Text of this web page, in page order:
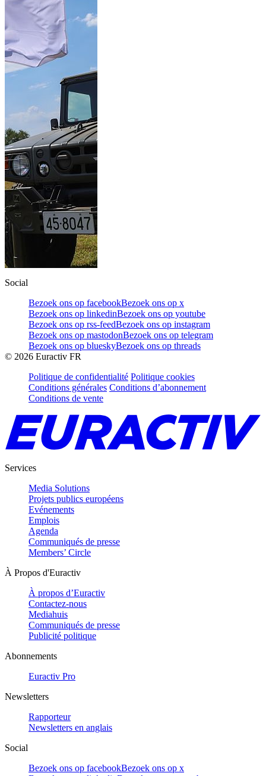
Social
Bezoek ons op facebookBezoek ons op x
Bezoek ons op linkedinBezoek ons op youtube
Bezoek ons op rss-feedBezoek ons op instagram
Bezoek ons op mastodonBezoek ons op telegram
Bezoek ons op blueskyBezoek ons op threads
© 2026 Euractiv FR
Politique de confidentialité Politique cookies
Conditions générales Conditions d’abonnement
Conditions de vente
Services
Media Solutions
Projets publics européens
Evénements
Emplois
Agenda
Communiqués de presse
Members’ Circle
À Propos d'Euractiv
À propos d’Euractiv
Contactez-nous
Mediahuis
Communiqués de presse
Publicité politique
Abonnements
Euractiv Pro
Newsletters
Rapporteur
Newsletters en anglais
Social
Bezoek ons op facebookBezoek ons op x